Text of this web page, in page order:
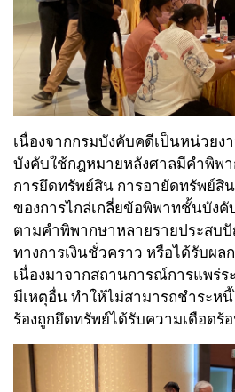
เนื่องจากกรมบังคับคดีเป็นหน่วยง
บังคับใช้กฎหมายหลังศาลมีคำพิพ
การยึดทรัพย์สิน การอายัดทรัพย์สิ
ของการไกล่เกลี่ยข้อพิพาทชั้นบัง
ตามคำพิพากษาหลายรายประสบ
ทางการเงินชั่วคราว หรือได้รับผล
เนื่องมาจากสถานการณ์การแพร่ร
มีเหตุอื่น ทำให้ไม่สามารถชำระห
ร้องถูกยึดทรัพย์ได้รับความเดือดร้